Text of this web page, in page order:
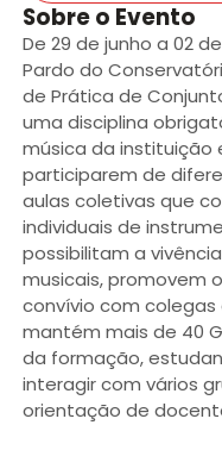
Sobre o Evento
De 29 de junho a 02
Pardo do
de Prática de
uma disciplina
música da instituição
participarem de
aulas coletivas que
individuais de
possibilitam a
musicais, promovem
convívio com colegas
mantém mais de 40
da formação,
interagir com vários
orientação de